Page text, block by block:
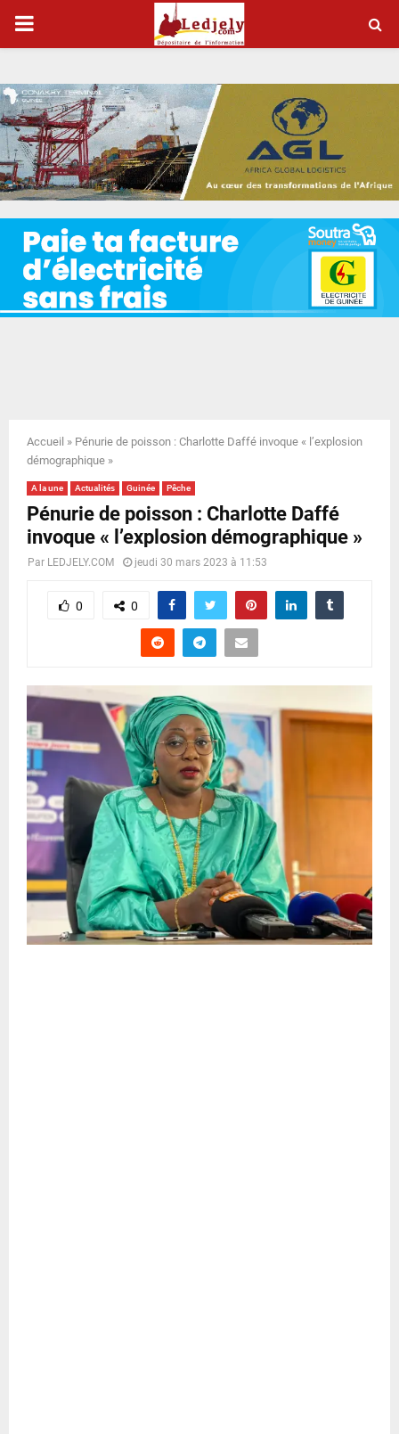
P
I
M
A
R
Y
N
U
Accueil » Pénurie de poisson : Charlotte Daffé invoque « l’explosion
démographique »
A la une Actualités Guinée Pêche
Pénurie de poisson : Charlotte Daffé
invoque « l’explosion démographique »
Par LEDJELY.COM jeudi 30 mars 2023 à 11:53
0 0